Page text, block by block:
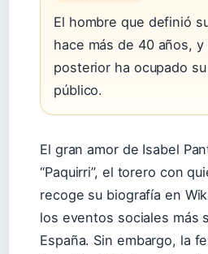
El hombre que definió
hace más de 40 años,
posterior ha ocupado
público.
El gran amor de Isabel
“Paquirri”, el torero con
recoge su biografía en
los eventos sociales más
España. Sin embargo, la